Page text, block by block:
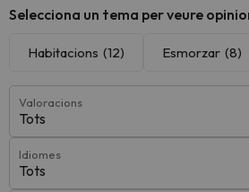
Selecciona un tema per veure
Habitacions (12) Esmorzar (8)
Valoracions
Tots
Idiomes
Tots